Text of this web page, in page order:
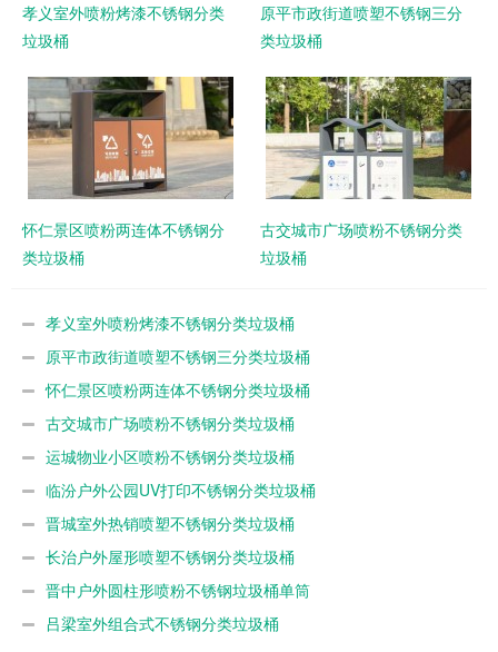
孝义室外喷粉烤漆不锈钢分类
垃圾桶
原平市政街道喷塑不锈钢三分
类垃圾桶
怀仁景区喷粉两连体不锈钢分
类垃圾桶
古交城市广场喷粉不锈钢分类
垃圾桶
孝义室外喷粉烤漆不锈钢分类垃圾桶
原平市政街道喷塑不锈钢三分类垃圾桶
怀仁景区喷粉两连体不锈钢分类垃圾桶
古交城市广场喷粉不锈钢分类垃圾桶
运城物业小区喷粉不锈钢分类垃圾桶
临汾户外公园UV打印不锈钢分类垃圾桶
晋城室外热销喷塑不锈钢分类垃圾桶
长治户外屋形喷塑不锈钢分类垃圾桶
晋中户外圆柱形喷粉不锈钢垃圾桶单筒
吕梁室外组合式不锈钢分类垃圾桶